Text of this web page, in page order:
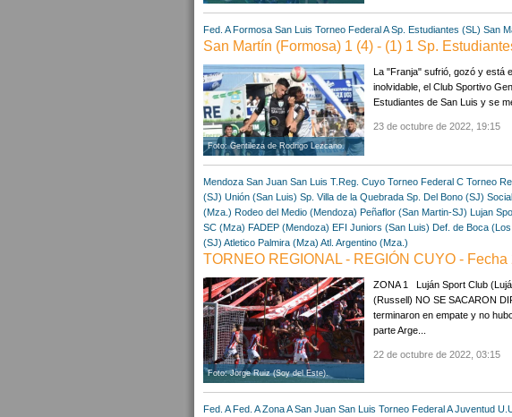
Fed. A Formosa San Luis Torneo Federal A Sp. Estudiantes (SL) San
San Martín (Formosa) 1 (4) - (1) 1 Sp.
Foto: Gentileza de Rodrigo Lezcano.
La "Franja" sufrió, gozó y está
inolvidable, el Club Sportivo
Estudiantes de San Luis y se
23 de octubre de 2022, 19:15
Mendoza San Juan San Luis T.Reg. Cuyo Torneo Federal C Torneo
(SJ) Unión (San Luis) Sp. Villa de la Quebrada Sp. Del Bono (SJ)
(Mza.) Rodeo del Medio (Mendoza) Peñaflor (San Martin-SJ) Lujan
SC (Mza) FADEP (Mendoza) EFI Juniors (San Luis) Def. de Boca
(SJ) Atletico Palmira (Mza) Atl. Argentino (Mza.)
TORNEO REGIONAL - REGIÓN CUYO - Fecha
Foto: Jorge Ruiz (Soy del Este).
ZONA 1 Luján Sport Club
(Russell) NO SE SACARON
terminaron en empate y no
parte Arge...
22 de octubre de 2022, 03:15
Fed. A Fed. A Zona A San Juan San Luis Torneo Federal A Juventud